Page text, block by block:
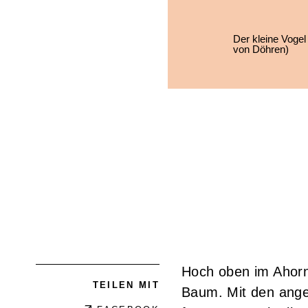
Der kleine
von Döhren)
TEILEN MIT
Hoch oben im
Baum. Mit den